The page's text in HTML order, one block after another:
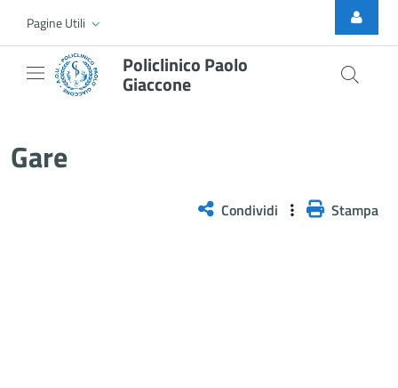
Skip to Main Content
Pagine Utili
Policlinico Paolo
Giaccone
Gare
Condividi Stampa